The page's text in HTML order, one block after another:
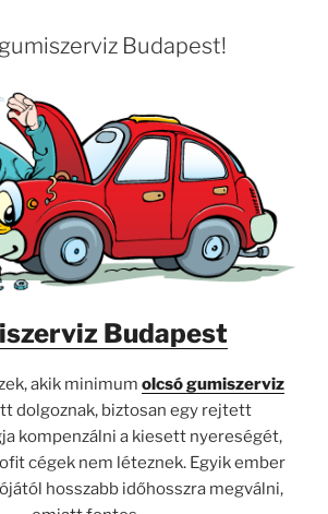
Budapest!
Budapest
akik minimum olcsó gumiszerviz
dolgoznak, biztosan egy rejtett
kompenzálni a kiesett nyereségét,
cégek nem léteznek. Egyik ember
hosszabb időhosszra megválni,